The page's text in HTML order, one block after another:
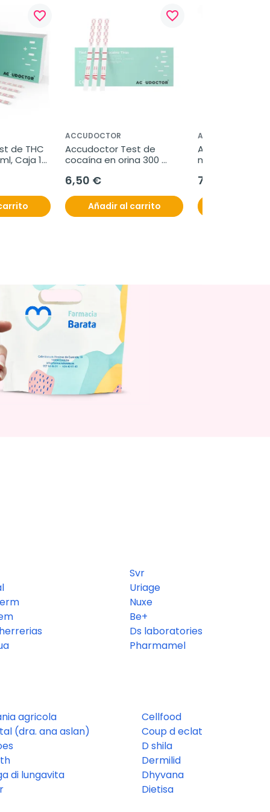
favorite_border
de THC
Caja 10
favorite_border
ACCUDOCTOR
Accudoctor Test de
cocaína en orina 300
6,50 €
Añadir al carrito
ACCUDOCTOR
Accudoctor
multidrogas en
Caja 2 pruebas
7,95 €
Svr
Uriage
Nuxe
Be+
Ds laboratories
Pharmamel
agricola
(dra. ana aslan)
di lungavita
Cellfood
Coup d eclat
D shila
Dermilid
Dhyvana
Dietisa